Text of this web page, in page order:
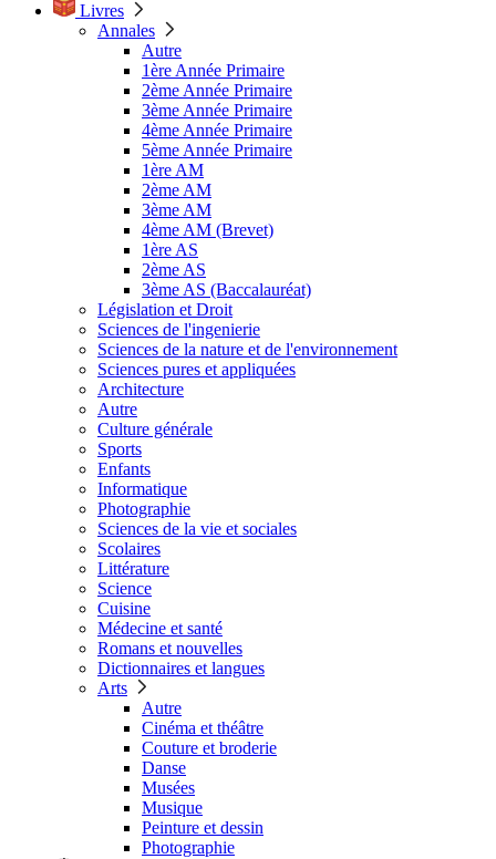
Livres
Annales
Autre
1ère Année Primaire
2ème Année Primaire
3ème Année Primaire
4ème Année Primaire
5ème Année Primaire
1ère AM
2ème AM
3ème AM
4ème AM (Brevet)
1ère AS
2ème AS
3ème AS (Baccalauréat)
Législation et Droit
Sciences de l'ingenierie
Sciences de la nature et de l'environnement
Sciences pures et appliquées
Architecture
Autre
Culture générale
Sports
Enfants
Informatique
Photographie
Sciences de la vie et sociales
Scolaires
Littérature
Science
Cuisine
Médecine et santé
Romans et nouvelles
Dictionnaires et langues
Arts
Autre
Cinéma et théâtre
Couture et broderie
Danse
Musées
Musique
Peinture et dessin
Photographie